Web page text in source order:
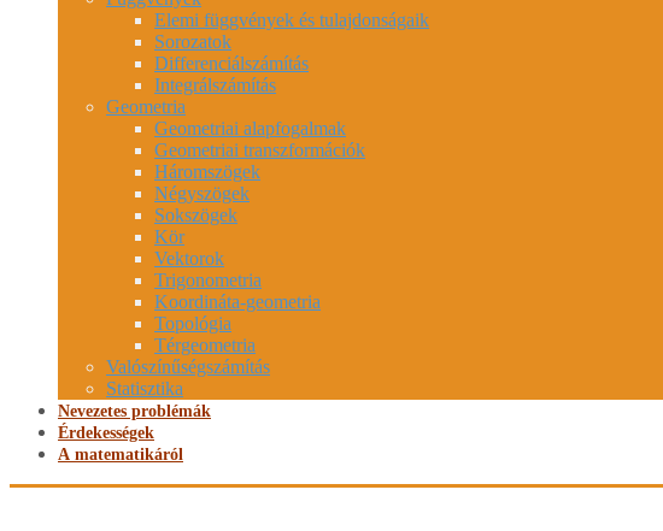
Elemi függvények és tulajdonságaik
Sorozatok
Differenciálszámítás
Integrálszámítás
Geometria
Geometriai alapfogalmak
Geometriai transzformációk
Háromszögek
Négyszögek
Sokszögek
Kör
Vektorok
Trigonometria
Koordináta-geometria
Topológia
Térgeometria
Valószínűségszámítás
Statisztika
Nevezetes problémák
Érdekességek
A matematikáról